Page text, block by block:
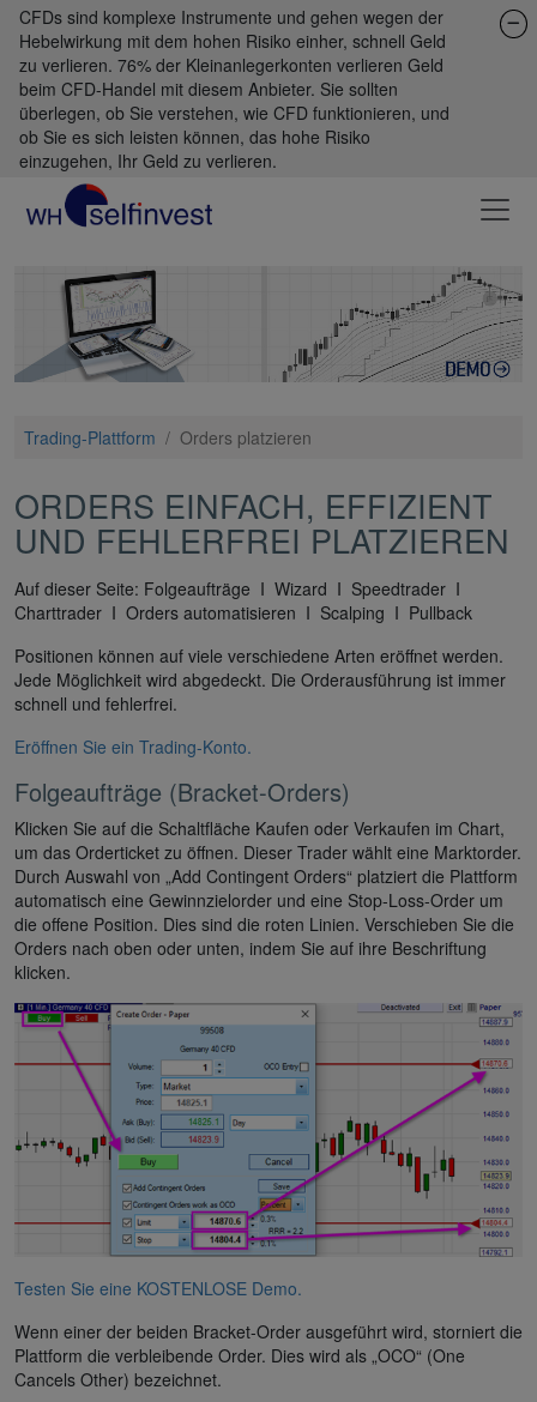
CFDs sind komplexe Instrumente und gehen wegen der
Hebelwirkung mit dem hohen Risiko einher, schnell Geld
zu verlieren. 76% der Kleinanlegerkonten verlieren Geld
beim CFD-Handel mit diesem Anbieter. Sie sollten
überlegen, ob Sie verstehen, wie CFD funktionieren, und
ob Sie es sich leisten können, das hohe Risiko
einzugehen, Ihr Geld zu verlieren.
Trading-Plattform / Orders platzieren
ORDERS EINFACH, EFFIZIENT
UND FEHLERFREI PLATZIEREN
Auf dieser Seite: Folgeaufträge I Wizard I Speedtrader I
Charttrader I Orders automatisieren I Scalping I Pullback
Positionen können auf viele verschiedene Arten eröffnet werden.
Jede Möglichkeit wird abgedeckt. Die Orderausführung ist immer
schnell und fehlerfrei.
Eröffnen Sie ein Trading-Konto.
Folgeaufträge (Bracket-Orders)
Klicken Sie auf die Schaltfläche Kaufen oder Verkaufen im Chart,
um das Orderticket zu öffnen. Dieser Trader wählt eine Marktorder.
Durch Auswahl von „Add Contingent Orders“ platziert die Plattform
automatisch eine Gewinnzielorder und eine Stop-Loss-Order um
die offene Position. Dies sind die roten Linien. Verschieben Sie die
Orders nach oben oder unten, indem Sie auf ihre Beschriftung
klicken.
Testen Sie eine KOSTENLOSE Demo.
Wenn einer der beiden Bracket-Order ausgeführt wird, storniert die
Plattform die verbleibende Order. Dies wird als „OCO“ (One
Cancels Other) bezeichnet.